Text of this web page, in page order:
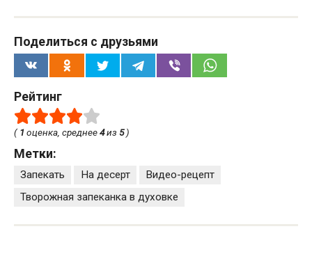
Поделиться с друзьями
Рейтинг
( 1оценка, среднее4из 5)
Метки:
Запекать На десерт
Видео-рецепт
Творожная запеканка в духовке